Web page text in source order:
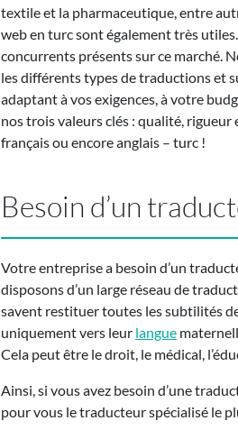
textile et la pharmaceutique, entre
web en turc sont également très
concurrents présents sur ce marché.
les différents types de traductions et
adaptant à vos exigences, à votre
nos trois valeurs clés : qualité,
français ou encore anglais – turc !
Besoin d’un
Votre entreprise a besoin d’un
disposons d’un large réseau de
savent restituer toutes les subtilités
uniquement vers leur langue
Cela peut être le droit, le médical,
Ainsi, si vous avez besoin d’une
pour vous le traducteur spécialisé le